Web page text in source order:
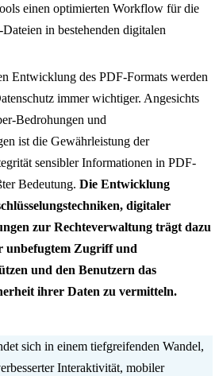
einen optimierten Workflow für die
in bestehenden digitalen
Entwicklung des PDF-Formats werden
immer wichtiger. Angesichts
Bedrohungen und
ist die Gewährleistung der
sensibler Informationen in PDF-
Bedeutung. Die Entwicklung
digitaler
zur Rechteverwaltung trägt dazu
unbefugtem Zugriff und
und den Benutzern das
ihrer Daten zu vermitteln.
sich in einem tiefgreifenden Wandel,
Interaktivität, mobiler